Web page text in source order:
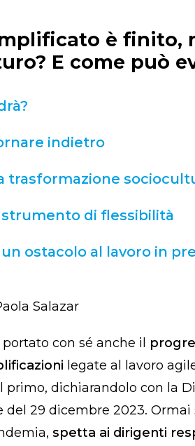
è finito,
E come può
indietro
trasformazione
strumento di flessibilità
ostacolo al lavoro in
Salazar
con sé anche il
legate al lavoro
primo, dichiarandolo con la
29 dicembre 2023. Ormai
spetta ai dirigenti